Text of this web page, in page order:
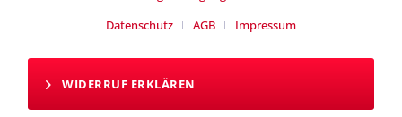
Datenschutz
AGB Impressum
WIDERRUF ERKLÄREN